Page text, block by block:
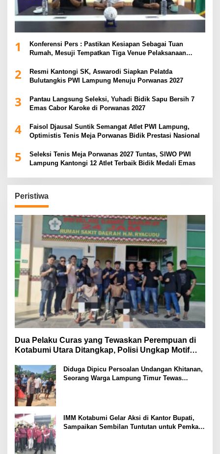
1
Konferensi Pers : Pastikan Kesiapan Sebagai Tuan
Rumah, Mesuji Tempatkan Tiga Venue Pelaksanaan
2
Resmi Kantongi SK, Aswarodi Siapkan Pelatda
Bulutangkis PWI Lampung Menuju Porwanas 2027
3
Pantau Langsung Seleksi, Yuhadi Bidik Sapu Bersih 7
Emas Cabor Karoke di Porwanas 2027
4
Faisol Djausal Suntik Semangat Atlet PWI Lampung,
Optimistis Tenis Meja Porwanas Bidik Prestasi Nasional
5
Seleksi Tenis Meja Porwanas 2027 Tuntas, SIWO PWI
Lampung Kantongi 12 Atlet Terbaik Bidik Medali Emas
Peristiwa
Dua Pelaku Curas yang Tewaskan Perempuan di
Kotabumi Utara Ditangkap, Polisi Ungkap Motif
Diduga Dipicu Persoalan Undangan Khitanan,
Seorang Warga Lampung Timur Tewas
IMM Kotabumi Gelar Aksi di Kantor Bupati,
Sampaikan Sembilan Tuntutan untuk Pemkab